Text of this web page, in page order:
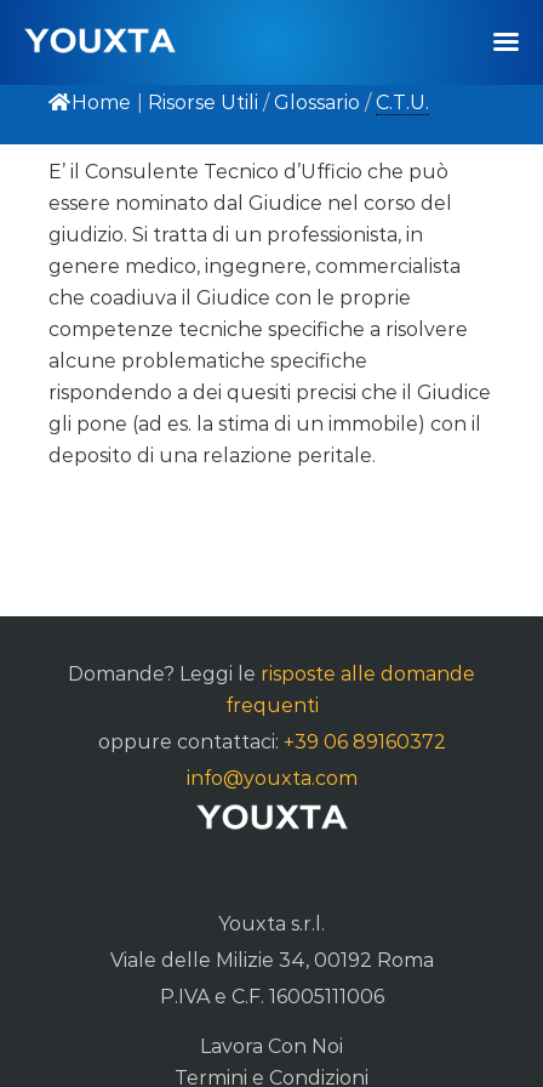
Home Risorse Utili / Glossario / C.T.U.
E’ il Consulente Tecnico d’Ufficio che può
essere nominato dal Giudice nel corso del
giudizio. Si tratta di un professionista, in
genere medico, ingegnere, commercialista
che coadiuva il Giudice con le proprie
competenze tecniche specifiche a risolvere
alcune problematiche specifiche
rispondendo a dei quesiti precisi che il Giudice
gli pone (ad es. la stima di un immobile) con il
deposito di una relazione peritale.
Domande? Leggi le risposte alle domande
frequenti
oppure contattaci: +39 06 89160372
info@youxta.com
Youxta s.r.l.
Viale delle Milizie 34, 00192 Roma
P.IVA e C.F. 16005111006
Lavora Con Noi
Termini e Condizioni